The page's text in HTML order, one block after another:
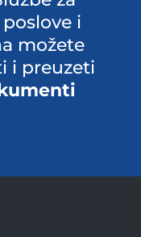
i
možete
i preuzeti